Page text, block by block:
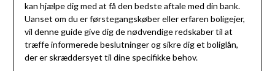
kan hjælpe dig med at få den bedste aftale med din bank.
Uanset om du er førstegangskøber eller erfaren boligejer,
vil denne guide give dig de nødvendige redskaber til at
træffe informerede beslutninger og sikre dig et boliglån,
der er skræddersyet til dine specifikke behov.